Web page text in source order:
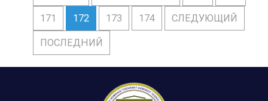
171 172 173 174 СЛЕДУЮЩИЙ
ПОСЛЕДНИЙ